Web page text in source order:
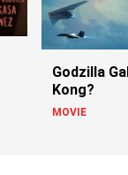
Godzilla
Kong?
MOVIE